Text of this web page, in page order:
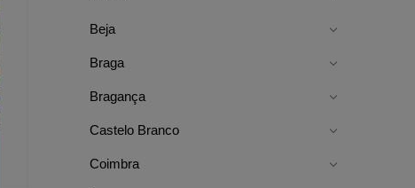
Beja
Braga
Bragança
Castelo Branco
Coimbra